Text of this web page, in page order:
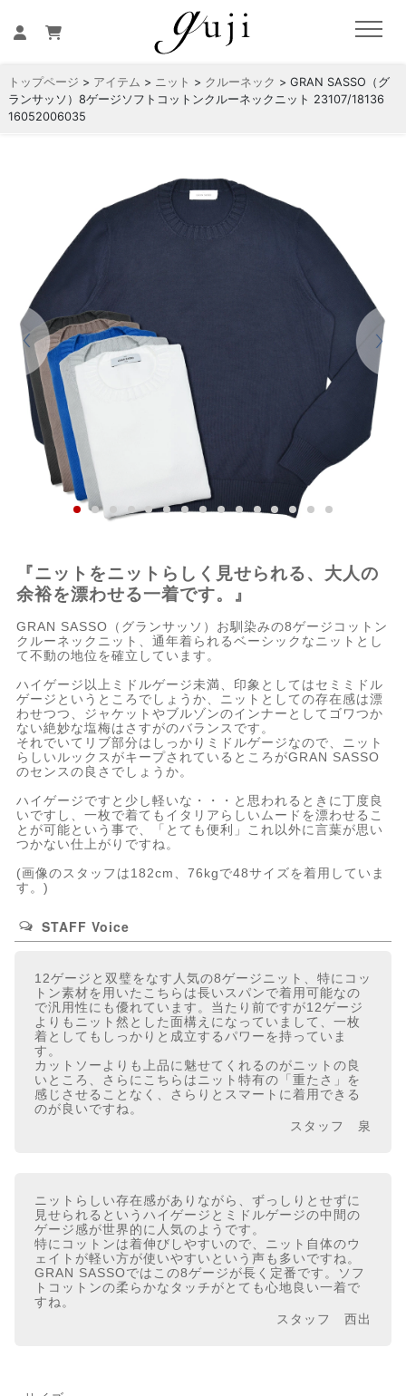
トップページ > アイテム > ニット > クルーネック > GRAN SASSO（グ
ランサッソ）8ゲージソフトコットンクルーネックニット 23107/18136
16052006035
『ニットをニットらしく見せられる、大人の
余裕を漂わせる一着です。』
GRAN SASSO（グランサッソ）お馴染みの8ゲージコットン
クルーネックニット、通年着られるベーシックなニットとし
て不動の地位を確立しています。
ハイゲージ以上ミドルゲージ未満、印象としてはセミミドル
ゲージというところでしょうか、ニットとしての存在感は漂
わせつつ、ジャケットやブルゾンのインナーとしてゴワつか
ない絶妙な塩梅はさすがのバランスです。
それでいてリブ部分はしっかりミドルゲージなので、ニット
らしいルックスがキープされているところがGRAN SASSO
のセンスの良さでしょうか。
ハイゲージですと少し軽いな・・・と思われるときに丁度良
いですし、一枚で着てもイタリアらしいムードを漂わせるこ
とが可能という事で、「とても便利」これ以外に言葉が思い
つかない仕上がりですね。
(画像のスタッフは182cm、76kgで48サイズを着用していま
す。)
STAFF Voice
12ゲージと双璧をなす人気の8ゲージニット、特にコッ
トン素材を用いたこちらは長いスパンで着用可能なの
で汎用性にも優れています。当たり前ですが12ゲージ
よりもニット然とした面構えになっていまして、一枚
着としてもしっかりと成立するパワーを持っていま
す。
カットソーよりも上品に魅せてくれるのがニットの良
いところ、さらにこちらはニット特有の「重たさ」を
感じさせることなく、さらりとスマートに着用できる
のが良いですね。
スタッフ 泉
ニットらしい存在感がありながら、ずっしりとせずに
見せられるというハイゲージとミドルゲージの中間の
ゲージ感が世界的に人気のようです。
特にコットンは着伸びしやすいので、ニット自体のウ
ェイトが軽い方が使いやすいという声も多いですね。
GRAN SASSOではこの8ゲージが長く定番です。ソフ
トコットンの柔らかなタッチがとても心地良い一着で
すね。
スタッフ 西出